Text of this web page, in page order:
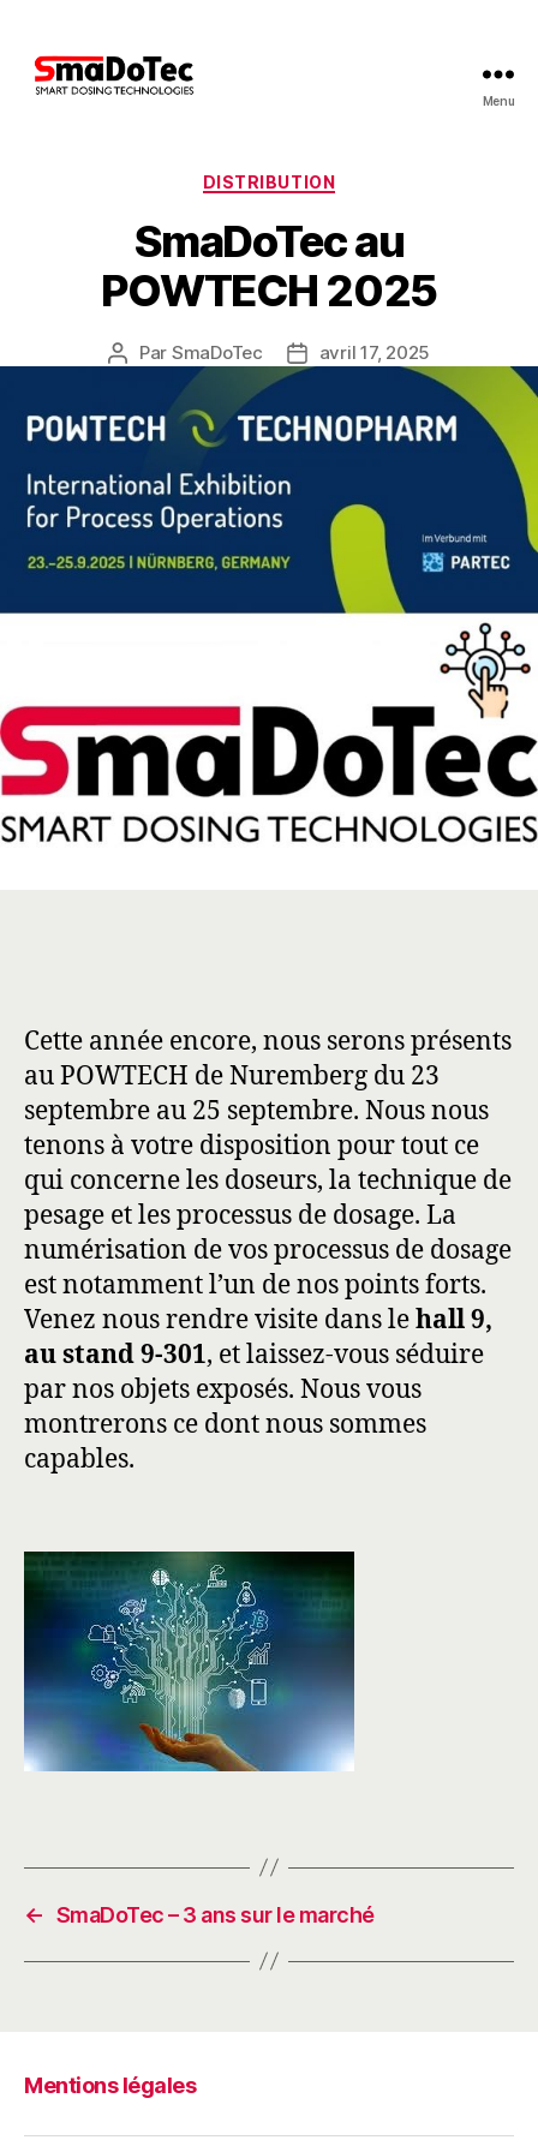
Menu
Catégories
DISTRIBUTION
SmaDoTec au
POWTECH 2025
Auteur
Par SmaDoTec
Date
de
avril 17, 2025
Cette année encore, nous serons présents
au POWTECH de Nuremberg du 23
septembre au 25 septembre. Nous nous
tenons à votre disposition pour tout ce
qui concerne les doseurs, la technique de
pesage et les processus de dosage. La
numérisation de vos processus de dosage
est notamment l’un de nos points forts.
Venez nous rendre visite dans lehall 9,
au stand 9-301, et laissez-vous séduire
par nos objets exposés. Nous vous
montrerons ce dont nous sommes
capables.
← SmaDoTec – 3 ans sur le marché
Mentions légales